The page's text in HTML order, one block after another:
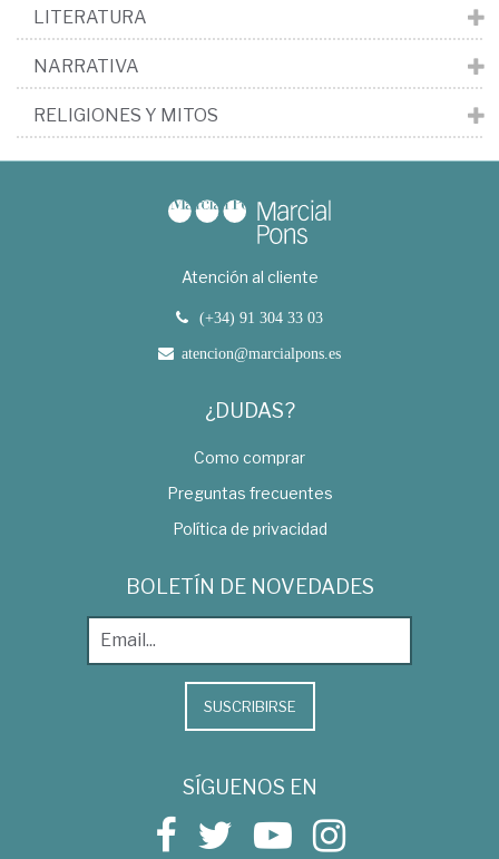
LITERATURA
NARRATIVA
RELIGIONES Y MITOS
Atención al cliente
(+34) 91 304 33 03
atencion@marcialpons.es
¿DUDAS?
Como comprar
Preguntas frecuentes
Política de privacidad
BOLETÍN DE NOVEDADES
SUSCRIBIRSE
SÍGUENOS EN